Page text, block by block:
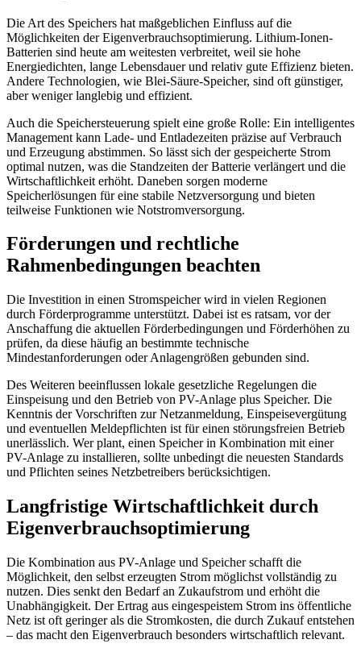
Die Art des Speichers hat maßgeblichen Einfluss auf die
Möglichkeiten der Eigenverbrauchsoptimierung. Lithium-Ionen-
Batterien sind heute am weitesten verbreitet, weil sie hohe
Energiedichten, lange Lebensdauer und relativ gute Effizienz bieten.
Andere Technologien, wie Blei-Säure-Speicher, sind oft günstiger,
aber weniger langlebig und effizient.
Auch die Speichersteuerung spielt eine große Rolle: Ein intelligentes
Management kann Lade- und Entladezeiten präzise auf Verbrauch
und Erzeugung abstimmen. So lässt sich der gespeicherte Strom
optimal nutzen, was die Standzeiten der Batterie verlängert und die
Wirtschaftlichkeit erhöht. Daneben sorgen moderne
Speicherlösungen für eine stabile Netzversorgung und bieten
teilweise Funktionen wie Notstromversorgung.
Förderungen und rechtliche
Rahmenbedingungen beachten
Die Investition in einen Stromspeicher wird in vielen Regionen
durch Förderprogramme unterstützt. Dabei ist es ratsam, vor der
Anschaffung die aktuellen Förderbedingungen und Förderhöhen zu
prüfen, da diese häufig an bestimmte technische
Mindestanforderungen oder Anlagengrößen gebunden sind.
Des Weiteren beeinflussen lokale gesetzliche Regelungen die
Einspeisung und den Betrieb von PV-Anlage plus Speicher. Die
Kenntnis der Vorschriften zur Netzanmeldung, Einspeisevergütung
und eventuellen Meldepflichten ist für einen störungsfreien Betrieb
unerlässlich. Wer plant, einen Speicher in Kombination mit einer
PV-Anlage zu installieren, sollte unbedingt die neuesten Standards
und Pflichten seines Netzbetreibers berücksichtigen.
Langfristige Wirtschaftlichkeit durch
Eigenverbrauchsoptimierung
Die Kombination aus PV-Anlage und Speicher schafft die
Möglichkeit, den selbst erzeugten Strom möglichst vollständig zu
nutzen. Dies senkt den Bedarf an Zukaufstrom und erhöht die
Unabhängigkeit. Der Ertrag aus eingespeistem Strom ins öffentliche
Netz ist oft geringer als die Stromkosten, die durch Zukauf entstehen
– das macht den Eigenverbrauch besonders wirtschaftlich relevant.